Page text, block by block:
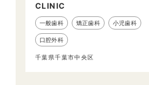
CLINIC
一般歯科 矯正歯科 小児歯科
口腔外科
千葉県千葉市中央区